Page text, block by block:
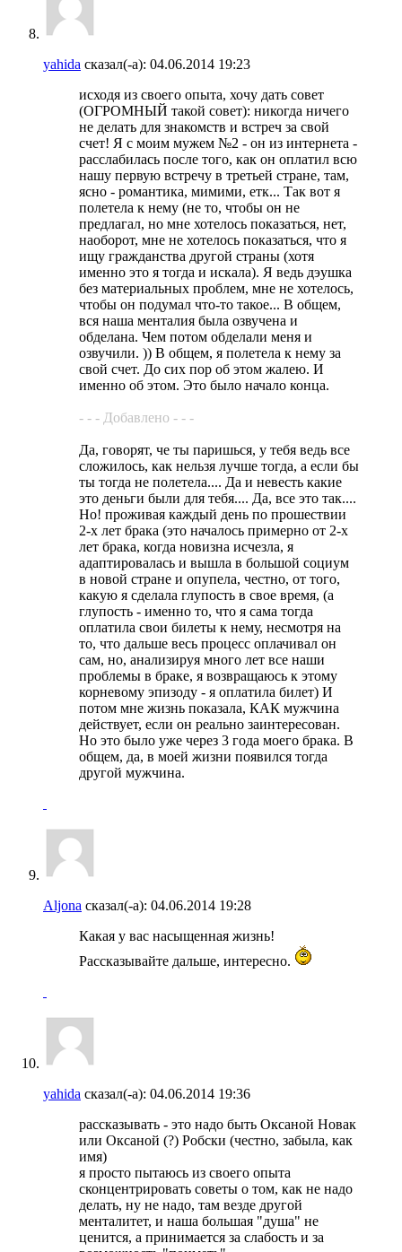
yahida сказал(-а): 04.06.2014 19:23
исходя из своего опыта, хочу дать совет
(ОГРОМНЫЙ такой совет): никогда ничего
не делать для знакомств и встреч за свой
счет! Я с моим мужем №2 - он из интернета -
расслабилась после того, как он оплатил всю
нашу первую встречу в третьей стране, там,
ясно - романтика, мимими, етк... Так вот я
полетела к нему (не то, чтобы он не
предлагал, но мне хотелось показаться, нет,
наоборот, мне не хотелось показаться, что я
ищу гражданства другой страны (хотя
именно это я тогда и искала). Я ведь дэушка
без материальных проблем, мне не хотелось,
чтобы он подумал что-то такое... В общем,
вся наша менталия была озвучена и
обделана. Чем потом обделали меня и
озвучили. )) В общем, я полетела к нему за
свой счет. До сих пор об этом жалею. И
именно об этом. Это было начало конца.
- - - Добавлено - - -
Да, говорят, че ты паришься, у тебя ведь все
сложилось, как нельзя лучше тогда, а если бы
ты тогда не полетела.... Да и невесть какие
это деньги были для тебя.... Да, все это так....
Но! проживая каждый день по прошествии
2-х лет брака (это началось примерно от 2-х
лет брака, когда новизна исчезла, я
адаптировалась и вышла в большой социум
в новой стране и опупела, честно, от того,
какую я сделала глупость в свое время, (а
глупость - именно то, что я сама тогда
оплатила свои билеты к нему, несмотря на
то, что дальше весь процесс оплачивал он
сам, но, анализируя много лет все наши
проблемы в браке, я возвращаюсь к этому
корневому эпизоду - я оплатила билет) И
потом мне жизнь показала, КАК мужчина
действует, если он реально заинтересован.
Но это было уже через 3 года моего брака. В
общем, да, в моей жизни появился тогда
другой мужчина.
Aljona сказал(-а): 04.06.2014 19:28
Какая у вас насыщенная жизнь!
Рассказывайте дальше, интересно.
yahida сказал(-а): 04.06.2014 19:36
рассказывать - это надо быть Оксаной Новак
или Оксаной (?) Робски (честно, забыла, как
имя)
я просто пытаюсь из своего опыта
сконцентрировать советы о том, как не надо
делать, ну не надо, там везде другой
менталитет, и наша большая "душа" не
ценится, а принимается за слабость и за